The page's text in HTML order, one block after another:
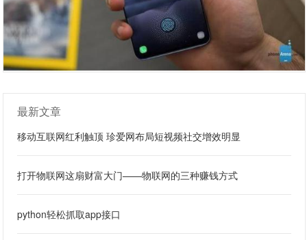
最新文章
移动互联网红利触顶 珍爱网布局短视频社交增效明显
打开物联网这扇财富大门——物联网的三种赚钱方式
python轻松抓取app接口